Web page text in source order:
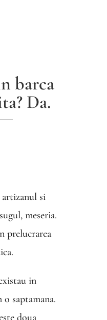
barca
Da.
si
meseria.
prelucrarea
in
o saptamana.
doua